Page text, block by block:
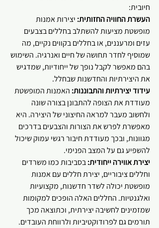
חיובית:
העשרת החוויה החזותית: יצירות אמנות
מופשטת מציעות להשתלב בחללים בצבעים
עזים ומרעננים, או בחללים בקווים נקיים, מה
שמוסיף לחדר תחושה של חיים ואנרגיה. השימוש
בהם מאפשר לקבל נופך של ייחודיות, שמדגיש
את היצירתיות והחדשנות שבחלל.
עידוד יצירתיות והתבוננות: האמנות המופשטת
מעודדת את הצופה להתבונן בצורה שונה
ולחשוב מעבר למראה החיצוני של היצירה. היא
מאפשרת לפרש את הצורות והצבעים בדרכים
מגוונות, ובכך מעודדת חיבור רגשי עמוק שיכול
להשפיע גם על המצב הפנימי.
יצירת אווירה ייחודית: בסביבות כמו משרדים
וחללים ציבוריים, יצירת חללים עם אמנות
מופשטת יכולה לשדר חדשנות, מקצועיות
ואלגנטיות. החללים האלה הופכים למקומות
שמזמינים לחשיבה יצירתית, וכתוצאה מכך
תורמים גם לפרודוקטיביות ולרווחת העובדים.